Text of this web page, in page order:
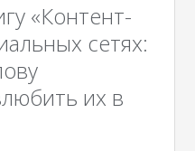
«Контент-
сетях:
их в